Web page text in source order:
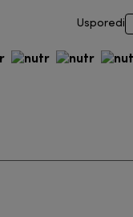
Usporedi